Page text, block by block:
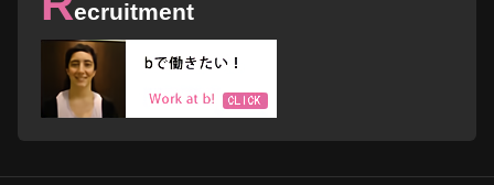
ecruitment